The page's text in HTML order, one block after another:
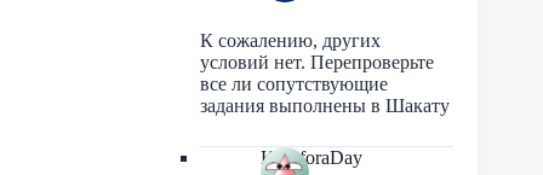
К сожалению, других
условий нет. Перепроверьте
все ли сопутствующие
задания выполнены в Шакату
KingforaDay